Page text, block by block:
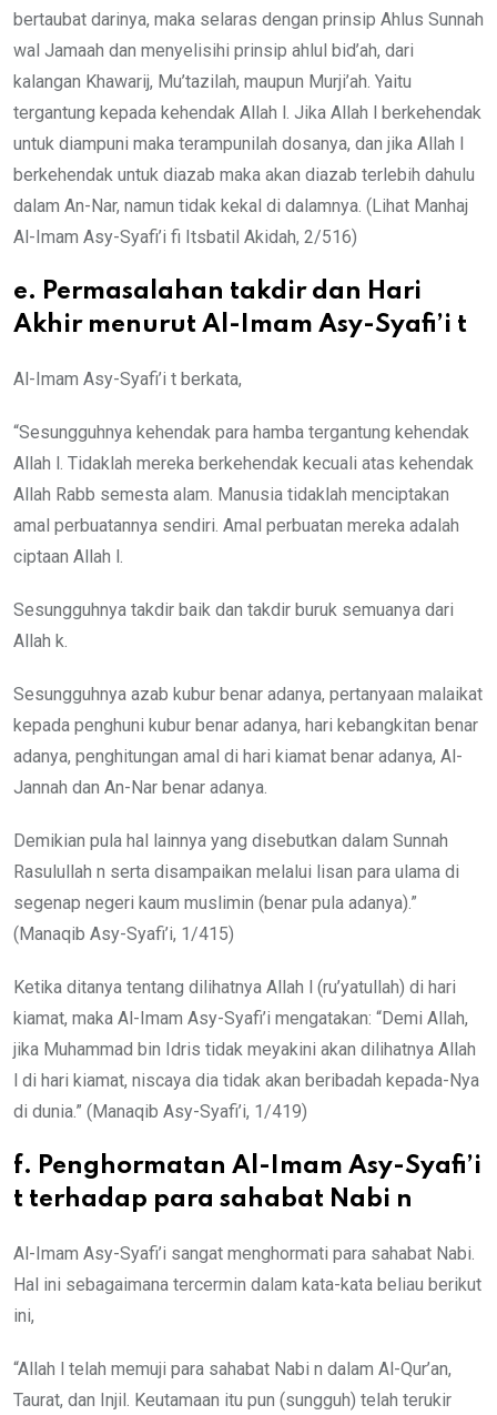
bertaubat darinya, maka selaras dengan prinsip Ahlus Sunnah
wal Jamaah dan menyelisihi prinsip ahlul bid’ah, dari
kalangan Khawarij, Mu’tazilah, maupun Murji’ah. Yaitu
tergantung kepada kehendak Allah l. Jika Allah l berkehendak
untuk diampuni maka terampunilah dosanya, dan jika Allah l
berkehendak untuk diazab maka akan diazab terlebih dahulu
dalam An-Nar, namun tidak kekal di dalamnya. (Lihat Manhaj
Al-Imam Asy-Syafi’i fi Itsbatil Akidah, 2/516)
e. Permasalahan takdir dan Hari
Akhir menurut Al-Imam Asy-Syafi’i t
Al-Imam Asy-Syafi’i t berkata,
“Sesungguhnya kehendak para hamba tergantung kehendak
Allah l. Tidaklah mereka berkehendak kecuali atas kehendak
Allah Rabb semesta alam. Manusia tidaklah menciptakan
amal perbuatannya sendiri. Amal perbuatan mereka adalah
ciptaan Allah l.
Sesungguhnya takdir baik dan takdir buruk semuanya dari
Allah k.
Sesungguhnya azab kubur benar adanya, pertanyaan malaikat
kepada penghuni kubur benar adanya, hari kebangkitan benar
adanya, penghitungan amal di hari kiamat benar adanya, Al-
Jannah dan An-Nar benar adanya.
Demikian pula hal lainnya yang disebutkan dalam Sunnah
Rasulullah n serta disampaikan melalui lisan para ulama di
segenap negeri kaum muslimin (benar pula adanya).”
(Manaqib Asy-Syafi’i, 1/415)
Ketika ditanya tentang dilihatnya Allah l (ru’yatullah) di hari
kiamat, maka Al-Imam Asy-Syafi’i mengatakan: “Demi Allah,
jika Muhammad bin Idris tidak meyakini akan dilihatnya Allah
l di hari kiamat, niscaya dia tidak akan beribadah kepada-Nya
di dunia.” (Manaqib Asy-Syafi’i, 1/419)
f. Penghormatan Al-Imam Asy-Syafi’i
t terhadap para sahabat Nabi n
Al-Imam Asy-Syafi’i sangat menghormati para sahabat Nabi.
Hal ini sebagaimana tercermin dalam kata-kata beliau berikut
ini,
“Allah l telah memuji para sahabat Nabi n dalam Al-Qur’an,
Taurat, dan Injil. Keutamaan itu pun (sungguh) telah terukir